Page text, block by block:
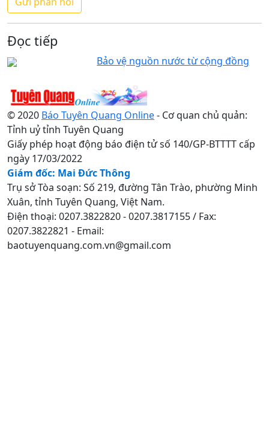
Đọc tiếp
Bảo vệ nguồn nước từ cộng đồng
© 2020 Báo Tuyên Quang Online- Cơ quan chủ quản:
Tỉnh uỷ tỉnh Tuyên Quang
Giấy phép hoạt động báo điện tử số 140/GP-BTTTT cấp
ngày 17/03/2022
Giám đốc: Mai Đức Thông
Trụ sở Tòa soạn: Số 219, đường Tân Trào, phường Minh
Xuân, tỉnh Tuyên Quang, Việt Nam.
Điện thoại: 0207.3822820 - 0207.3817155 / Fax:
0207.3822821 - Email:
baotuyenquang.com.vn@gmail.com